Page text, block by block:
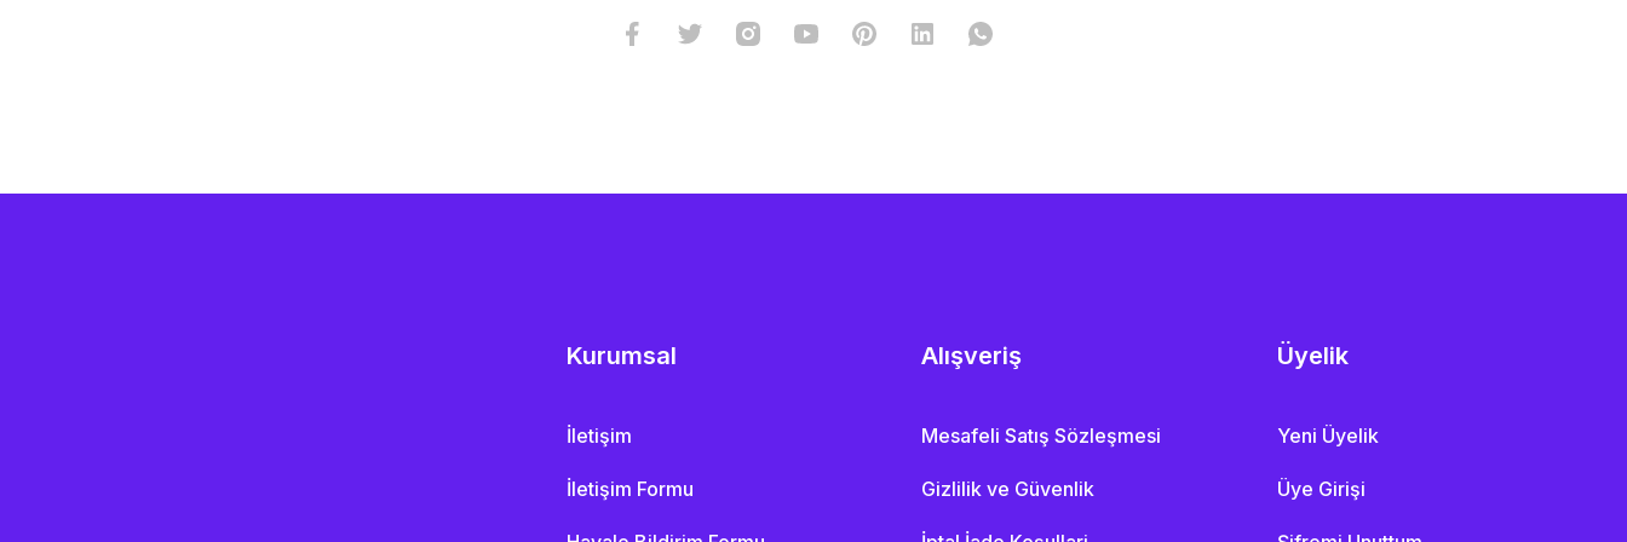
Kurumsal
İletişim
İletişim Formu
Alışveriş
Mesafeli Satış Sözleşmesi
Gizlilik ve Güvenlik
Üyelik
Yeni Üyelik
Üye Girişi